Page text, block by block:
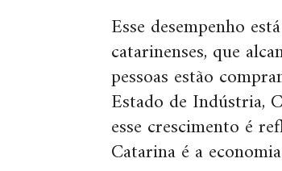
Esse desempenho
catarinenses, que
pessoas estão
Estado de Indústria,
esse crescimento é
Catarina é a